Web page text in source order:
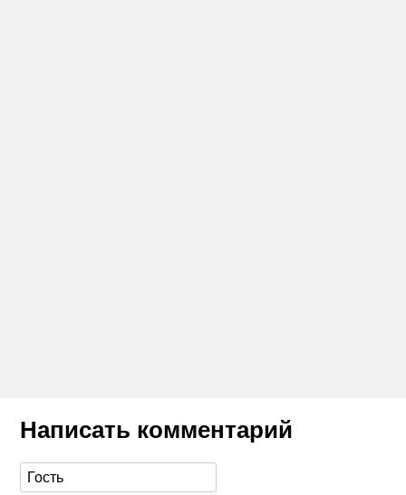
Написать комментарий